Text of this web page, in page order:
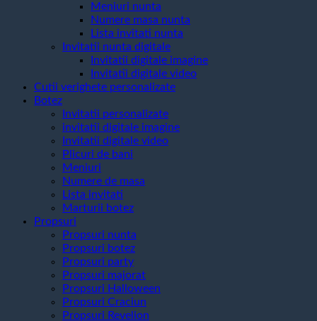
Meniuri nunta
Numere masa nunta
Lista invitati nunta
Invitatii nunta digitale
Invitatii digitale imagine
Invitatii digitale video
Cutii verighete personalizate
Botez
Invitatii personalizate
invitatii digitale imagine
Invitatii digitale video
Plicuri de bani
Meniuri
Numere de masa
Lista invitati
Marturii botez
Propsuri
Propsuri nunta
Propsuri botez
Propsuri party
Propsuri majorat
Propsuri Halloween
Propsuri Craciun
Propsuri Revelion